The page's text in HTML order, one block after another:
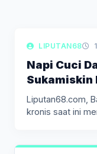
LIPUTAN BERITA
LIPUTAN68
Napi Cuci
Sukamiskin
Liputan68.com,
kronis saat ini